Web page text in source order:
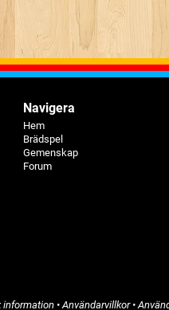
Navigera
Hem
Brädspel
Gemenskap
Forum
information •Användarvillkor•